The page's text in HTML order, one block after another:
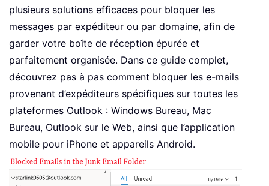
plusieurs solutions efficaces pour bloquer les
messages par expéditeur ou par domaine, afin de
garder votre boîte de réception épurée et
parfaitement organisée. Dans ce guide complet,
découvrez pas à pas comment bloquer les e-mails
provenant d’expéditeurs spécifiques sur toutes les
plateformes Outlook : Windows Bureau, Mac
Bureau, Outlook sur le Web, ainsi que l’application
mobile pour iPhone et appareils Android.